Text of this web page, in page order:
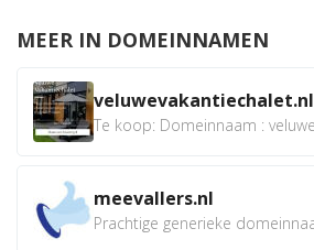
MEER IN DOMEINNAMEN
veluwevakantiechalet.nl
meevallers.nl